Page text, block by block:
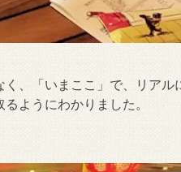
、「いまここ」で、リアル
ようにわかりました。